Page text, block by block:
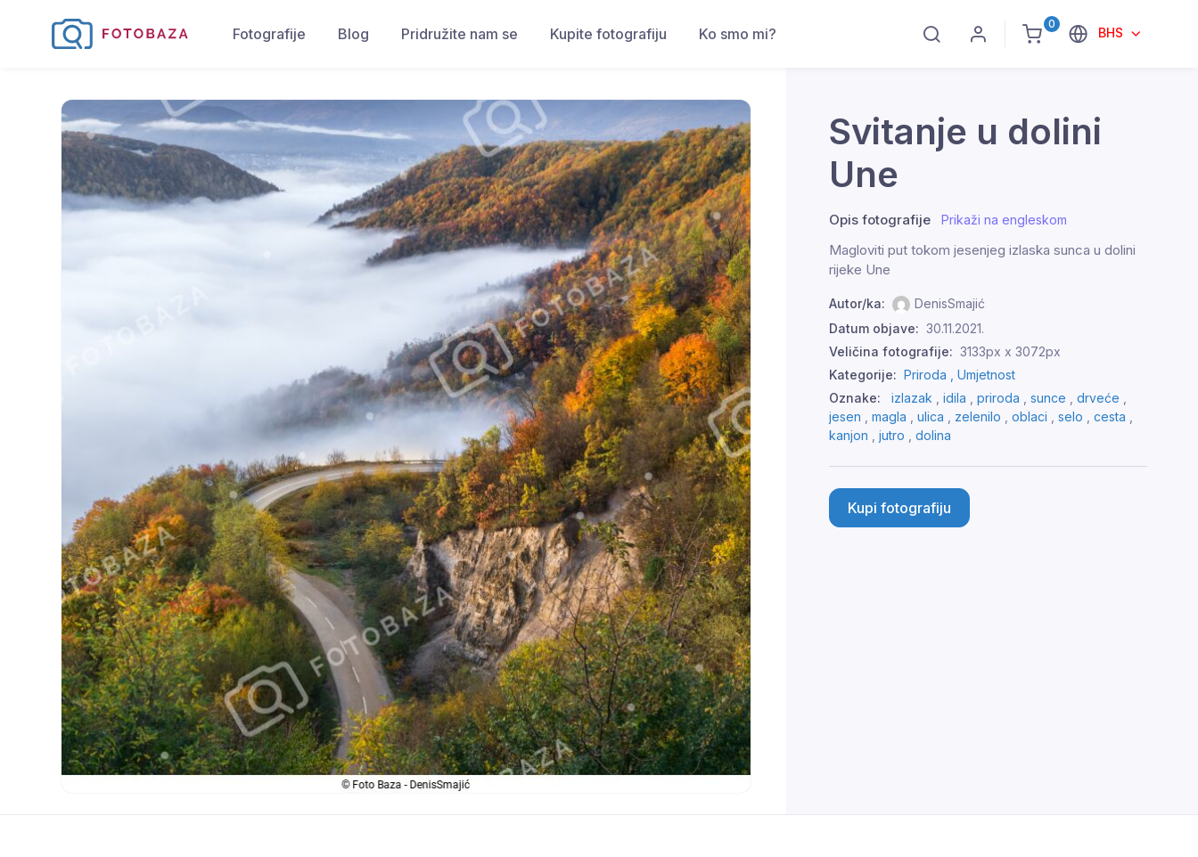
0
BHS
Fotografije Blog Pridružite nam se Kupite fotografiju Ko smo mi?
Svitanje u dolini
Une
Opis fotografije Prikaži na engleskom
Magloviti put tokom jesenjeg izlaska sunca u dolini
rijeke Une
Autor/ka:
DenisSmajić
Datum objave: 30.11.2021.
Veličina fotografije: 3133px x 3072px
Kategorije: Priroda , Umjetnost
Oznake:
izlazak , idila , priroda , sunce , drveće ,
jesen , magla , ulica , zelenilo , oblaci , selo , cesta ,
kanjon , jutro , dolina
Kupi fotografiju